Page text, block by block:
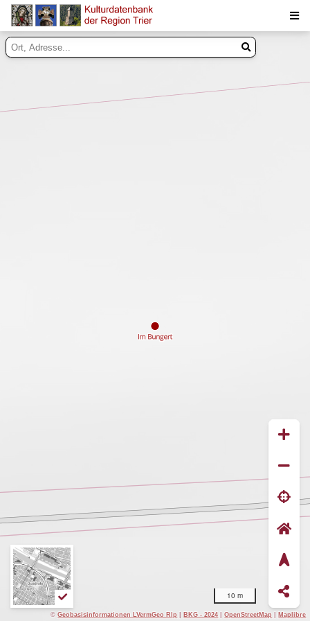
10 m
Suche
©Geobasisinformationen LVermGeo Rlp |BKG - 2024 |OpenStreetMap |Maplibre